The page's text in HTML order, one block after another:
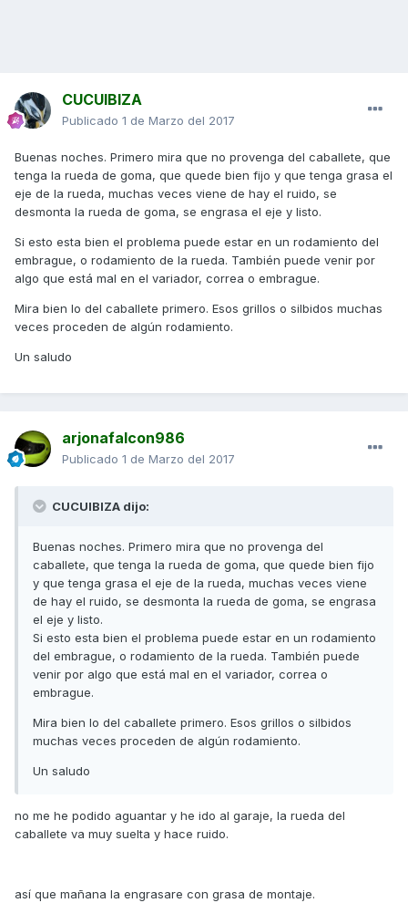
CUCUIBIZA
Publicado 1 de Marzo del 2017
Buenas noches. Primero mira que no provenga del caballete, que
tenga la rueda de goma, que quede bien fijo y que tenga grasa el
eje de la rueda, muchas veces viene de hay el ruido, se
desmonta la rueda de goma, se engrasa el eje y listo.
Si esto esta bien el problema puede estar en un rodamiento del
embrague, o rodamiento de la rueda. También puede venir por
algo que está mal en el variador, correa o embrague.
Mira bien lo del caballete primero. Esos grillos o silbidos muchas
veces proceden de algún rodamiento.
Un saludo
arjonafalcon986
Publicado 1 de Marzo del 2017
CUCUIBIZA dijo:
Buenas noches. Primero mira que no provenga del
caballete, que tenga la rueda de goma, que quede bien fijo
y que tenga grasa el eje de la rueda, muchas veces viene
de hay el ruido, se desmonta la rueda de goma, se engrasa
el eje y listo.
Si esto esta bien el problema puede estar en un rodamiento
del embrague, o rodamiento de la rueda. También puede
venir por algo que está mal en el variador, correa o
embrague.
Mira bien lo del caballete primero. Esos grillos o silbidos
muchas veces proceden de algún rodamiento.
Un saludo
no me he podido aguantar y he ido al garaje, la rueda del
caballete va muy suelta y hace ruido.
así que mañana la engrasare con grasa de montaje.